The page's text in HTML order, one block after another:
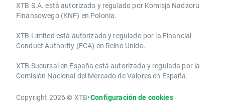
XTB S.A.​ está autorizado y regulado por Komisja Nadzoru
Finansowego (KNF) ​en Polonia.
XTB Limited ​está autorizado y regulado por la ​Financial
Conduct Authority ​(FCA) en ​​Reino Unido.
XTB Sucursal en España está autorizada y regulada por la
Comisión Nacional del Mercado de Valores en España.
Copyright 2026 © XTB•Configuración de cookies